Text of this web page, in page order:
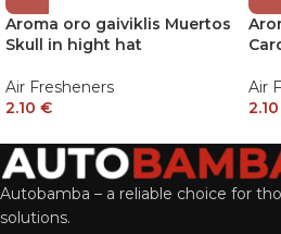
Aroma oro gaiviklis Muertos
Skull in hight hat
Air Fresheners
2.10 €
Air
2.10
Autobamba – a reliable choice for
solutions.